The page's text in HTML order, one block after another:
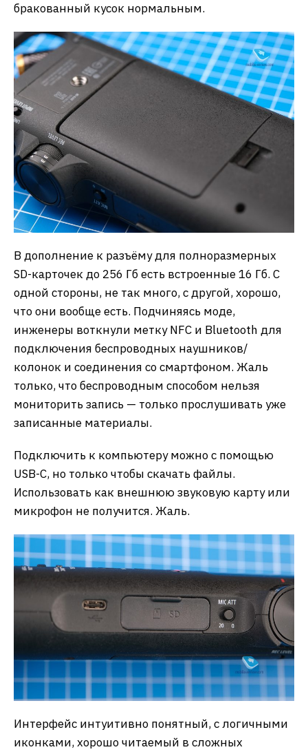
бракованный кусок нормальным.
В дополнение к разъёму для полноразмерных
SD-карточек до 256 Гб есть встроенные 16 Гб. С
одной стороны, не так много, с другой, хорошо,
что они вообще есть. Подчиняясь моде,
инженеры воткнули метку NFC и Bluetooth для
подключения беспроводных наушников/
колонок и соединения со смартфоном. Жаль
только, что беспроводным способом нельзя
мониторить запись — только прослушивать уже
записанные материалы.
Подключить к компьютеру можно с помощью
USB-С, но только чтобы скачать файлы.
Использовать как внешнюю звуковую карту или
микрофон не получится. Жаль.
Интерфейс интуитивно понятный, с логичными
иконками, хорошо читаемый в сложных